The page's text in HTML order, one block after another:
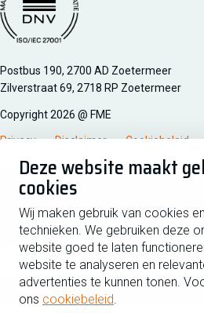
Deze website maakt
cookies
Wij maken gebruik van cookies
technieken. We gebruiken deze
website goed te laten
website te analyseren en
advertenties te kunnen tonen.
ons cookiebeleid.
Managementsyteem certificatie
Postbus 190, 2700 AD Zoetermeer
Zilverstraat 69, 2718 RP Zoetermeer
Copyright 2026 @ FME
Privacy Disclaimer Cookiebeleid
Schrijf je in voor de
Voornaam
Achternaam